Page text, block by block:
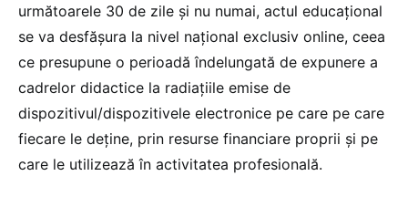
următoarele 30 de zile și nu numai, actul educațional
se va desfășura la nivel național exclusiv online, ceea
ce presupune o perioadă îndelungată de expunere a
cadrelor didactice la radiațiile emise de
dispozitivul/dispozitivele electronice pe care pe care
fiecare le deține, prin resurse financiare proprii și pe
care le utilizează în activitatea profesională.